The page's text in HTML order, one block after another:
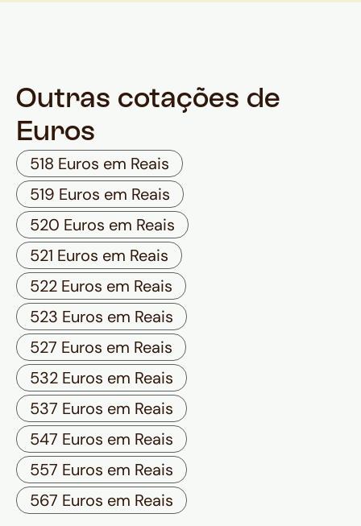
Outras cotações de
Euros
518 Euros em Reais
519 Euros em Reais
520 Euros em Reais
521 Euros em Reais
522 Euros em Reais
523 Euros em Reais
527 Euros em Reais
532 Euros em Reais
537 Euros em Reais
547 Euros em Reais
557 Euros em Reais
567 Euros em Reais